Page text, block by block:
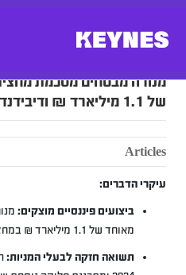
מנורה מבטחים מסכמת
של 1.1 מיליארד ₪ ודיבידנדים נדיבים
Articles
עיקרי הדברים:
ביצועים פיננסיים מוצקים:
מאוחד של 1.1 מיליארד ₪ במחצית הראשונה.
תשואה חזקה לבעלי המניות: